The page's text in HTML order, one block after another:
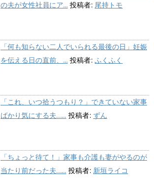
の夫が女性社員にア... 投稿者: 尾持トモ
「何も知らない二人でいられる最後の日」妊娠
を伝える日の直前、... 投稿者: ふくふく
「これ、いつ拾うつもり？」できていない家事
ばかり気にする夫…... 投稿者: ずん
「ちょっと待て！」家事も介護も妻がやるのが
当たり前だった夫…... 投稿者: 新垣ライコ